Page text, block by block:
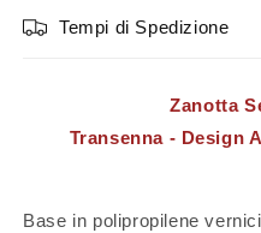
Tempi di Spedizione
Zanotta
Transenna - Design
Base in polipropilene